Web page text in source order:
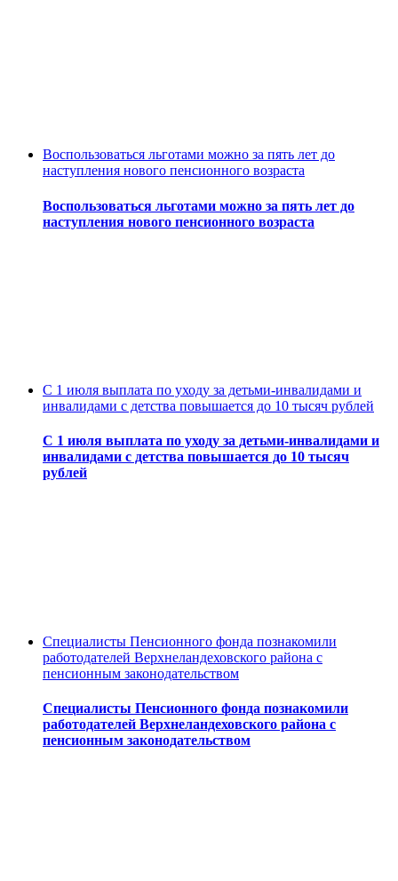
Воспользоваться льготами можно за пять лет до
наступления нового пенсионного возраста
Воспользоваться льготами можно за пять лет до
наступления нового пенсионного возраста
С 1 июля выплата по уходу за детьми-инвалидами и
инвалидами с детства повышается до 10 тысяч рублей
С 1 июля выплата по уходу за детьми-инвалидами и
инвалидами с детства повышается до 10 тысяч
рублей
Специалисты Пенсионного фонда познакомили
работодателей Верхнеландеховского района с
пенсионным законодательством
Специалисты Пенсионного фонда познакомили
работодателей Верхнеландеховского района с
пенсионным законодательством